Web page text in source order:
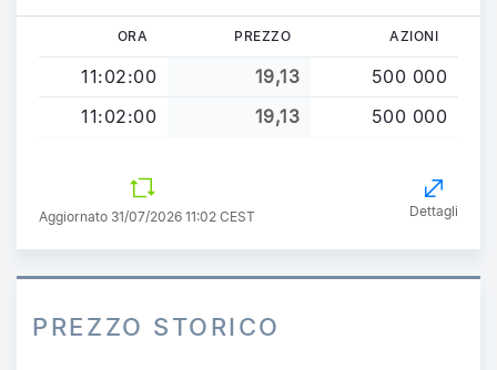
ORA PREZZO AZIONI
11:02:00 19,13
500 000
11:02:00
19,13 500 000
Aggiornato 31/07/2026 11:02 CEST Dettagli
PREZZO STORICO